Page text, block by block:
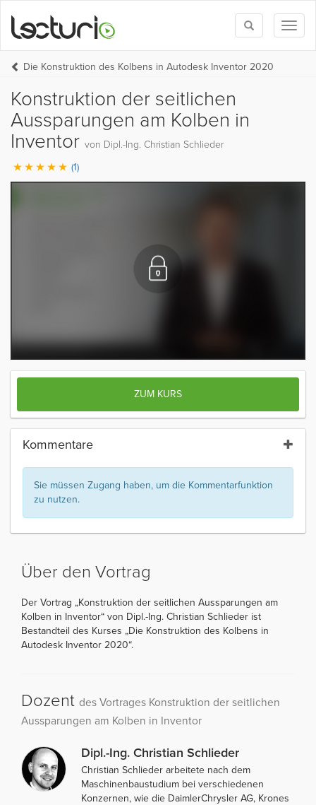
Toggle
search
Die Konstruktion des Kolbens in Autodesk Inventor 2020
Konstruktion der seitlichen
Aussparungen am Kolben in
Inventor von Dipl.-Ing. Christian Schlieder
(1)
ZUM KURS
Kommentare
Sie müssen Zugang haben, um die Kommentarfunktion
zu nutzen.
Über den Vortrag
Der Vortrag „Konstruktion der seitlichen Aussparungen am
Kolben in Inventor“ von Dipl.-Ing. Christian Schlieder ist
Bestandteil des Kurses „Die Konstruktion des Kolbens in
Autodesk Inventor 2020“.
Dozent des Vortrages Konstruktion der seitlichen
Aussparungen am Kolben in Inventor
Dipl.-Ing. Christian Schlieder
Christian Schlieder arbeitete nach dem
Maschinenbaustudium bei verschiedenen
Konzernen, wie die DaimlerChrysler AG, Krones